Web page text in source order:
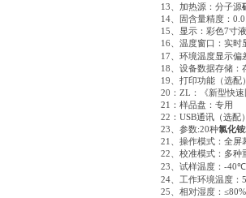
13 、加热源：分子源
14 、固含量精度：
15 、显示：彩色7寸
16 、温度窗口：实
17 、环境温度显示偏
18 、设备数据存储：
19 、打印功能（选配
20 ： ZL ：《新型快
21 ：样品盘：专用
22 ： USB通讯（选配
23 、参数:20种氯化
21
、操作模式：全屏
22 、校准模式：多
23 、试样温度： -40℃
24 、工作环境温度：
25 、相对湿度：